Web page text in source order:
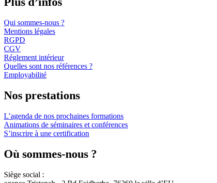
Qui sommes-nous ?
Mentions légales
RGPD
CGV
Réglement intérieur
Quelles sont nos références ?
Employabilité
Nos prestations
L’agenda de nos prochaines formations
Animations de séminaires et conférences
S’inscrire à une certification
Où sommes-nous ?
Siège social :